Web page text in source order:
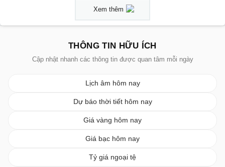
Xem thêm
THÔNG TIN HỮU ÍCH
Cập nhật nhanh các thông tin được quan tâm mỗi ngày
Lịch âm hôm nay
Dự báo thời tiết hôm nay
Giá vàng hôm nay
Giá bạc hôm nay
Tỷ giá ngoại tệ